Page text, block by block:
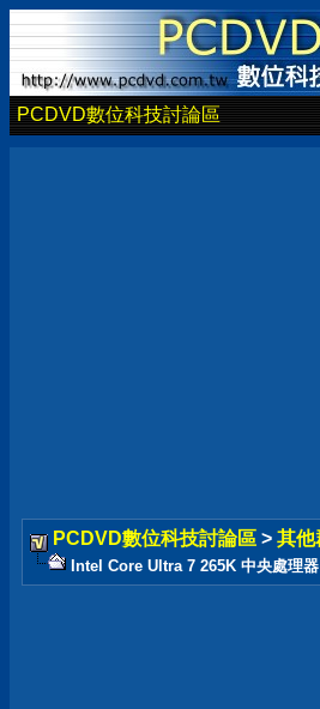
PCDVD數位科技討論區
PCDVD數位科技討論區 > 其他
Intel Core Ultra 7 265K 中央處理